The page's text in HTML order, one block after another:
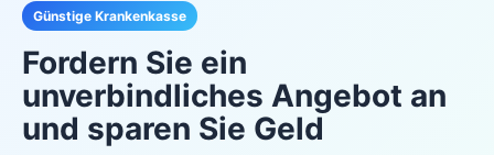
Günstige Krankenkasse
Fordern Sie ein
unverbindliches Angebot an
und sparen Sie Geld